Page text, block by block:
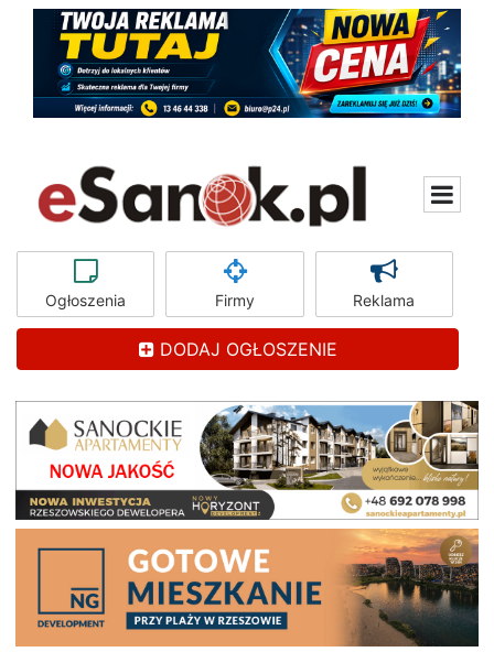
Ogłoszenia Firmy Reklama
DODAJ OGŁOSZENIE